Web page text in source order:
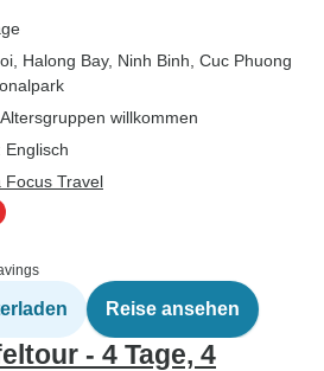
, Halong Bay, Ninh Binh , Cuc Phuong
willkommen
Englisch
Focus Travel
Reise ansehen
- 4 Tage, 4